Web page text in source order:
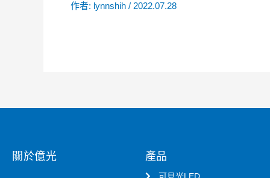
作者: lynnshih / 2022.07.28
關於億光 產品